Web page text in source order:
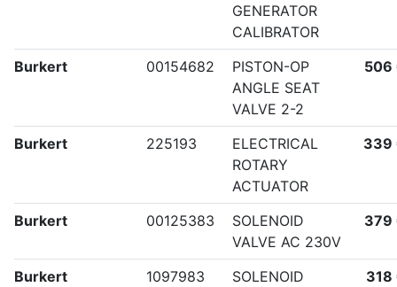
GENERATOR
CALIBRATOR
Burkert 00154682
PISTON-OP
ANGLE SEAT
VALVE 2-2
506
Burkert 225193
ELECTRICAL
ROTARY
ACTUATOR
339
Burkert 00125383
SOLENOID
VALVE AC 230V
379
Burkert 1097983
SOLENOID
318